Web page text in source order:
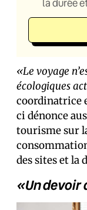
«Le voyage
écologiques
coordinatrice
ci dénonce
tourisme sur
des sites et la
«Un devoir